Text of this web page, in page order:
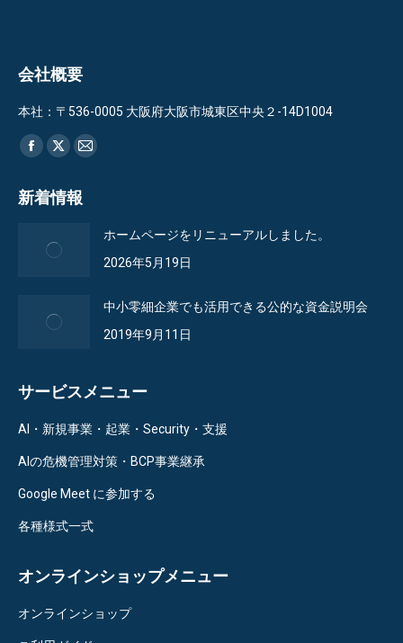
会社概要
本社：〒536-0005 大阪府大阪市城東区中央２-14D1004
Find us on:
Facebook
opens
new
X
opens
new
Mail
新着情報
ホームページをリニューアルしました。
2026年5月19日
中小零細企業でも活用できる公的な資金説明会
2019年9月11日
サービスメニュー
AI・新規事業・起業・Security・支援
AIの危機管理対策・BCP事業継承
Google Meet に参加する
各種様式一式
オンラインショップメニュー
オンラインショップ